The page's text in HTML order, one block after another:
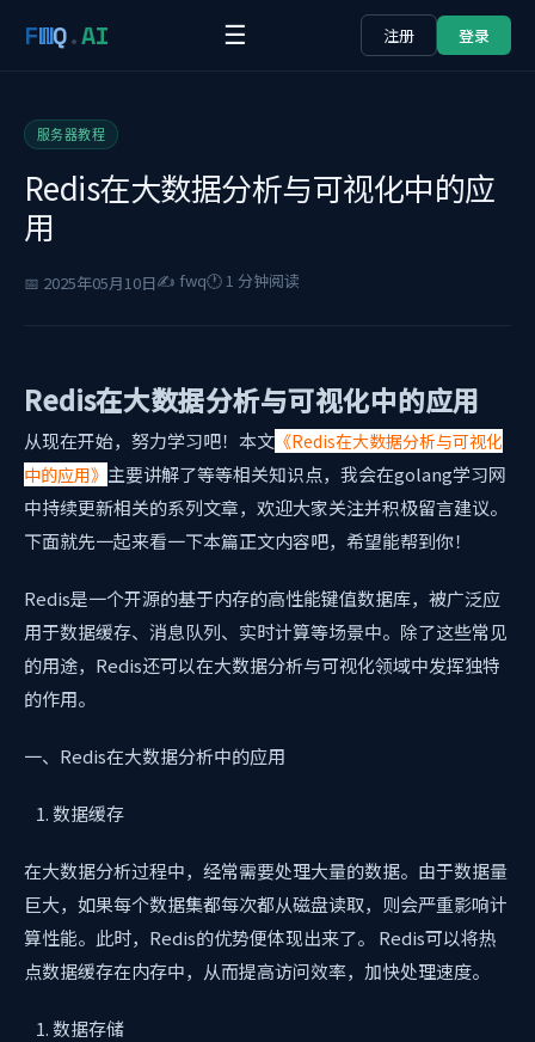
FWQ.AI ☰ 注册 登录
服务器教程
Redis在大数据分析与可视化中的应
用
📅 2025年05月10日✍️ fwq🕐 1 分钟阅读
Redis在大数据分析与可视化中的应用
从现在开始，努力学习吧！本文 《Redis在大数据分析与可视化
中的应用》 主要讲解了等等相关知识点，我会在golang学习网
中持续更新相关的系列文章，欢迎大家关注并积极留言建议。
下面就先一起来看一下本篇正文内容吧，希望能帮到你！
Redis是一个开源的基于内存的高性能键值数据库，被广泛应
用于数据缓存、消息队列、实时计算等场景中。除了这些常见
的用途，Redis还可以在大数据分析与可视化领域中发挥独特
的作用。
一、Redis在大数据分析中的应用
数据缓存
在大数据分析过程中，经常需要处理大量的数据。由于数据量
巨大，如果每个数据集都每次都从磁盘读取，则会严重影响计
算性能。此时，Redis的优势便体现出来了。 Redis可以将热
点数据缓存在内存中，从而提高访问效率，加快处理速度。
数据存储